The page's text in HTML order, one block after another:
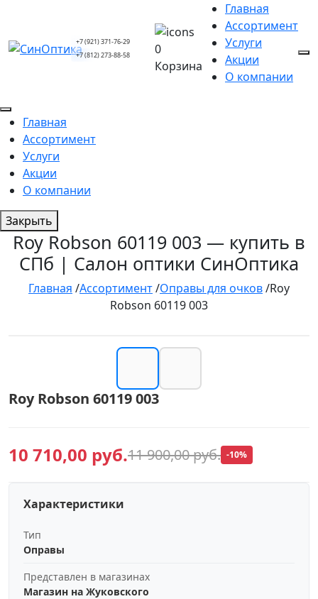
+7 (921) 371-76-29
+7 (812) 273-88-58
0
Корзина
Главная
Ассортимент
Услуги
Акции
О компании
Главная
Ассортимент
Услуги
Акции
О компании
Закрыть
Roy Robson 60119 003 — купить в
СПб | Салон оптики СинОптика
Главная /Ассортимент/Оправы для очков/Roy
Robson 60119 003
Roy Robson 60119 003
10 710,00 руб.11 900,00 руб. -10%
Характеристики
Тип
Оправы
Представлен в магазинах
Магазин на Жуковского